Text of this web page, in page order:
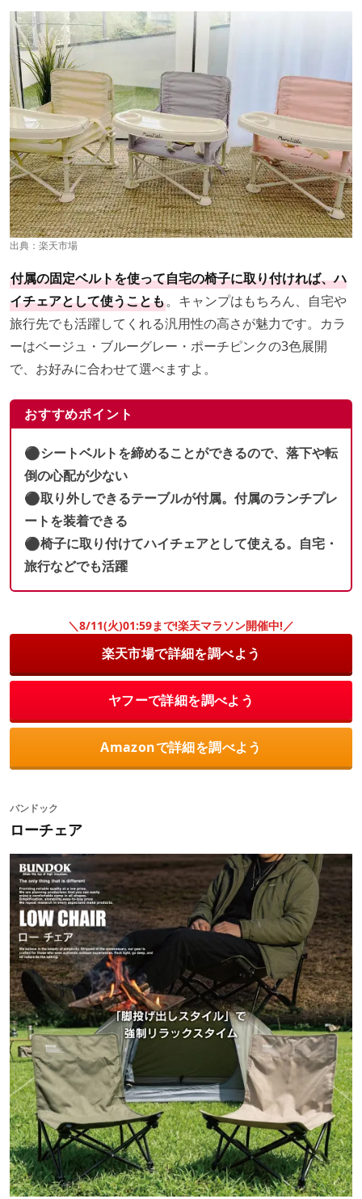
出典： 楽天市場
付属の固定ベルトを使って自宅の椅子に取り付ければ、ハ
イチェアとして使うことも。キャンプはもちろん、自宅や
旅行先でも活躍してくれる汎用性の高さが魅力です。カラ
ーはベージュ・ブルーグレー・ポーチピンクの3色展開
で、お好みに合わせて選べますよ。
おすすめポイント
⚫︎シートベルトを締めることができるので、落下や転
倒の心配が少ない
⚫︎取り外しできるテーブルが付属。付属のランチプレ
ートを装着できる
⚫︎椅子に取り付けてハイチェアとして使える。自宅・
旅行などでも活躍
＼8/11(火)01:59まで!楽天マラソン開催中!／
楽天市場で詳細を調べよう
ヤフーで詳細を調べよう
Amazonで詳細を調べよう
バンドック
ローチェア